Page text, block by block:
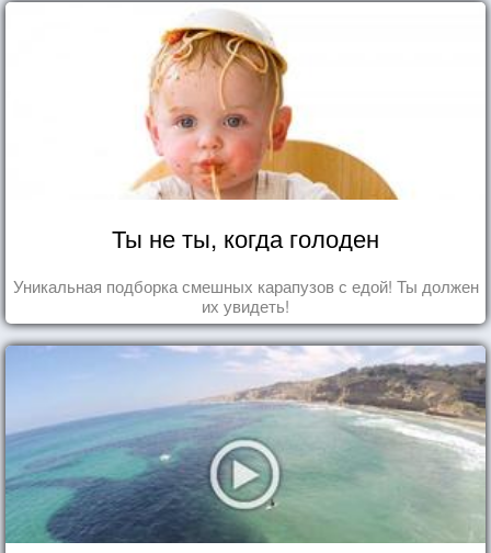
Ты не ты, когда голоден
Уникальная подборка смешных карапузов с едой! Ты должен
их увидеть!